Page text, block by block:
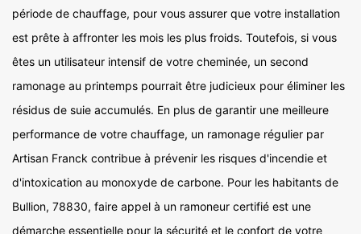
période de chauffage, pour vous assurer que votre installation
est prête à affronter les mois les plus froids. Toutefois, si vous
êtes un utilisateur intensif de votre cheminée, un second
ramonage au printemps pourrait être judicieux pour éliminer les
résidus de suie accumulés. En plus de garantir une meilleure
performance de votre chauffage, un ramonage régulier par
Artisan Franck contribue à prévenir les risques d'incendie et
d'intoxication au monoxyde de carbone. Pour les habitants de
Bullion, 78830, faire appel à un ramoneur certifié est une
démarche essentielle pour la sécurité et le confort de votre